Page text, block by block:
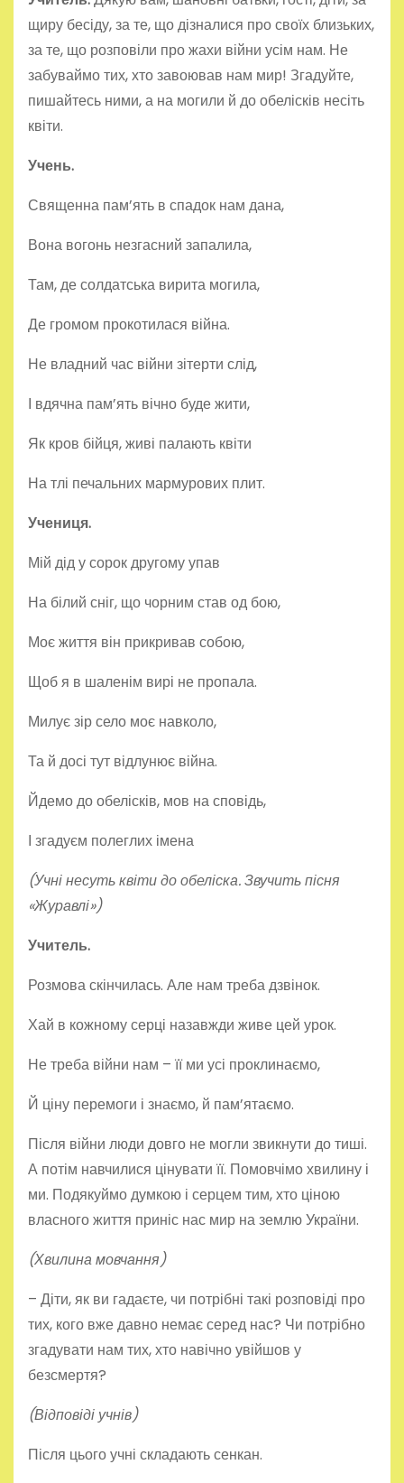
щиру бесіду, за те, що дізналися про своїх близьких,
за те, що розповіли про жахи війни усім нам. Не
забуваймо тих, хто завоював нам мир! Згадуйте,
пишайтесь ними, а на могили й до обелісків несіть
квіти.
Учень.
Священна пам’ять в спадок нам дана,
Вона вогонь незгасний запалила,
Там, де солдатська вирита могила,
Де громом прокотилася війна.
Не владний час війни зітерти слід,
І вдячна пам’ять вічно буде жити,
Як кров бійця, живі палають квіти
На тлі печальних мармурових плит.
Учениця.
Мій дід у сорок другому упав
На білий сніг, що чорним став од бою,
Моє життя він прикривав собою,
Щоб я в шаленім вирі не пропала.
Милує зір село моє навколо,
Та й досі тут відлунює війна.
Йдемо до обелісків, мов на сповідь,
І згадуєм полеглих імена
(Учні несуть квіти до обеліска. Звучить пісня
«Журавлі»)
Учитель.
Розмова скінчилась. Але нам треба дзвінок.
Хай в кожному серці назавжди живе цей урок.
Не треба війни нам – її ми усі проклинаємо,
Й ціну перемоги і знаємо, й пам’ятаємо.
Після війни люди довго не могли звикнути до тиші.
А потім навчилися цінувати її. Помовчімо хвилину і
ми. Подякуймо думкою і серцем тим, хто ціною
власного життя приніс нас мир на землю України.
(Хвилина мовчання)
– Діти, як ви гадаєте, чи потрібні такі розповіді про
тих, кого вже давно немає серед нас? Чи потрібно
згадувати нам тих, хто навічно увійшов у
безсмертя?
(Відповіді учнів)
Після цього учні складають сенкан.